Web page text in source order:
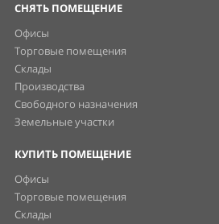
СНЯТЬ ПОМЕЩЕНИЕ
Офисы
Торговые помещения
Склады
Производства
Свободного назначения
Земельные участки
КУПИТЬ ПОМЕЩЕНИЕ
Офисы
Торговые помещения
Склады